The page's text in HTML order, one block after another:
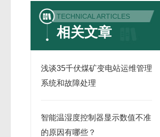
TECHNICAL ARTICLES
相关文章
浅谈35千伏煤矿变电站运维管理
系统和故障处理
智能温湿度控制器显示数值不准
的原因有哪些？